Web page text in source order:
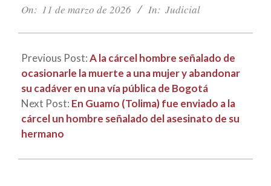
03-
On: 11 de marzo de 2026 In: Judicial
Previous Post:A la cárcel hombre señalado de
ocasionarle la muerte a una mujer y abandonar
su cadáver en una vía pública de Bogotá
Next Post: En Guamo (Tolima) fue enviado a la
cárcel un hombre señalado del asesinato de su
hermano